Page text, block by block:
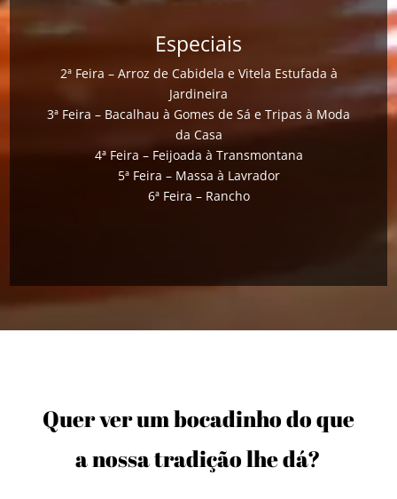
Especiais
2ª Feira – Arroz de Cabidela e Vitela Estufada à
Jardineira
3ª Feira – Bacalhau à Gomes de Sá e Tripas à Moda
da Casa
4ª Feira – Feijoada à Transmontana
5ª Feira – Massa à Lavrador
6ª Feira – Rancho
Quer ver um bocadinho do que
a nossa tradição lhe dá?